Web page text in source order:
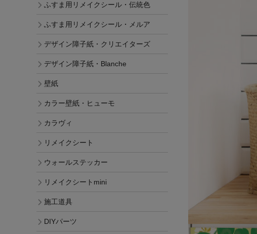
ふすま用リメイクシール・伝統色
ふすま用リメイクシール・メルア
デザイン障子紙・クリエイターズ
デザイン障子紙・Blanche
壁紙
カラー壁紙・ヒューモ
カラヴィ
リメイクシート
ウォールステッカー
リメイクシートmini
施工道具
DIYパーツ